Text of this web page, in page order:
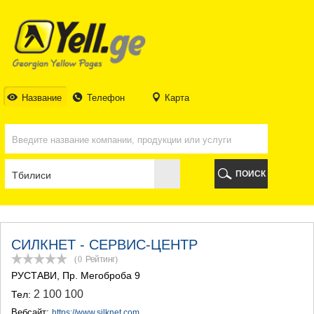
Название Телефон Карта
ТБИЛИСИ
ТБИЛИСИ
АБХАЗИЯ
ГАЛИ
БАТУМИ
КОБУЛЕТИ
ШУАХЕВИ
ЧАКВИ
ОЗУРГЕТИ
ЧОХАТАУРИ
УРЕКИ
ИМЕРЕТИЯ
БАГДАТИ
ВАНИ
ЗЕСТАФОНИ
ПОИСК
СИЛКНЕТ - СЕРВИС-ЦЕНТР
(0 Рейтинг)
РУСТАВИ , Пр. Мегоброба 9
Тел: 2 100 100